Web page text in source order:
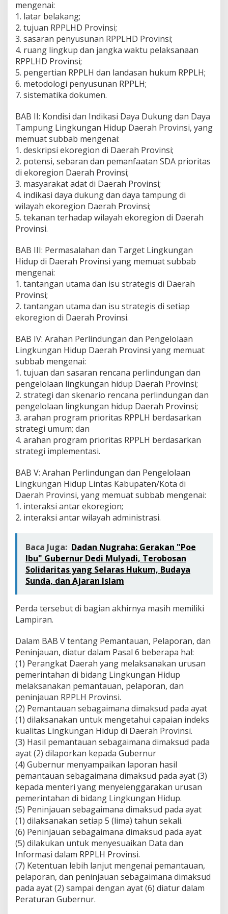
mengenai:
1. latar belakang;
2. tujuan RPPLHD Provinsi;
3. sasaran penyusunan RPPLHD Provinsi;
4. ruang lingkup dan jangka waktu pelaksanaan
RPPLHD Provinsi;
5. pengertian RPPLH dan landasan hukum RPPLH;
6. metodologi penyusunan RPPLH;
7. sistematika dokumen.
BAB II: Kondisi dan Indikasi Daya Dukung dan Daya
Tampung Lingkungan Hidup Daerah Provinsi, yang
memuat subbab mengenai:
1. deskripsi ekoregion di Daerah Provinsi;
2. potensi, sebaran dan pemanfaatan SDA prioritas
di ekoregion Daerah Provinsi;
3. masyarakat adat di Daerah Provinsi;
4. indikasi daya dukung dan daya tampung di
wilayah ekoregion Daerah Provinsi;
5. tekanan terhadap wilayah ekoregion di Daerah
Provinsi.
BAB III: Permasalahan dan Target Lingkungan
Hidup di Daerah Provinsi yang memuat subbab
mengenai:
1. tantangan utama dan isu strategis di Daerah
Provinsi;
2. tantangan utama dan isu strategis di setiap
ekoregion di Daerah Provinsi.
BAB IV: Arahan Perlindungan dan Pengelolaan
Lingkungan Hidup Daerah Provinsi yang memuat
subbab mengenai:
1. tujuan dan sasaran rencana perlindungan dan
pengelolaan lingkungan hidup Daerah Provinsi;
2. strategi dan skenario rencana perlindungan dan
pengelolaan lingkungan hidup Daerah Provinsi;
3. arahan program prioritas RPPLH berdasarkan
strategi umum; dan
4. arahan program prioritas RPPLH berdasarkan
strategi implementasi.
BAB V: Arahan Perlindungan dan Pengelolaan
Lingkungan Hidup Lintas Kabupaten/Kota di
Daerah Provinsi, yang memuat subbab mengenai:
1. interaksi antar ekoregion;
2. interaksi antar wilayah administrasi.
Baca Juga: Dadan Nugraha: Gerakan "Poe
Ibu" Gubernur Dedi Mulyadi, Terobosan
Solidaritas yang Selaras Hukum, Budaya
Sunda, dan Ajaran Islam
Perda tersebut di bagian akhirnya masih memiliki
Lampiran.
Dalam BAB V tentang Pemantauan, Pelaporan, dan
Peninjauan, diatur dalam Pasal 6 beberapa hal:
(1) Perangkat Daerah yang melaksanakan urusan
pemerintahan di bidang Lingkungan Hidup
melaksanakan pemantauan, pelaporan, dan
peninjauan RPPLH Provinsi.
(2) Pemantauan sebagaimana dimaksud pada ayat
(1) dilaksanakan untuk mengetahui capaian indeks
kualitas Lingkungan Hidup di Daerah Provinsi.
(3) Hasil pemantauan sebagaimana dimaksud pada
ayat (2) dilaporkan kepada Gubernur
(4) Gubernur menyampaikan laporan hasil
pemantauan sebagaimana dimaksud pada ayat (3)
kepada menteri yang menyelenggarakan urusan
pemerintahan di bidang Lingkungan Hidup.
(5) Peninjauan sebagaimana dimaksud pada ayat
(1) dilaksanakan setiap 5 (lima) tahun sekali.
(6) Peninjauan sebagaimana dimaksud pada ayat
(5) dilakukan untuk menyesuaikan Data dan
Informasi dalam RPPLH Provinsi.
(7) Ketentuan lebih lanjut mengenai pemantauan,
pelaporan, dan peninjauan sebagaimana dimaksud
pada ayat (2) sampai dengan ayat (6) diatur dalam
Peraturan Gubernur.